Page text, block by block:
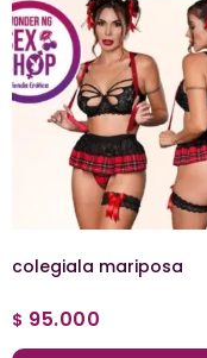
colegiala mariposa
$ 95.000